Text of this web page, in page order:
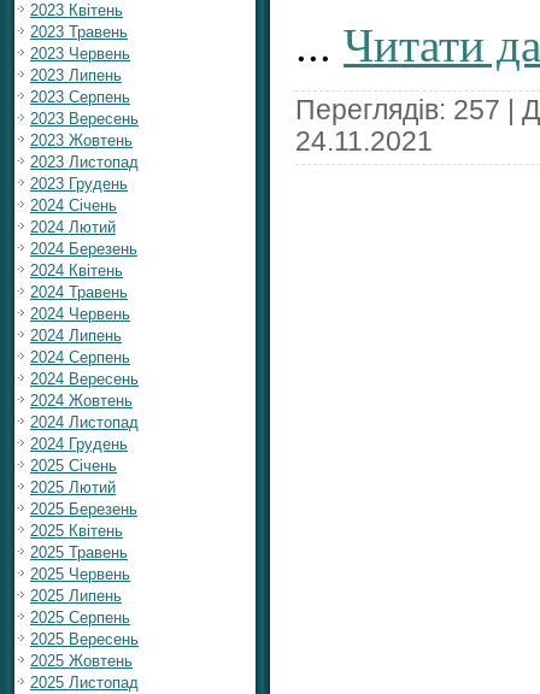
2023 Квітень
2023 Травень
2023 Червень
2023 Липень
2023 Серпень
2023 Вересень
2023 Жовтень
2023 Листопад
2023 Грудень
2024 Січень
2024 Лютий
2024 Березень
2024 Квітень
2024 Травень
2024 Червень
2024 Липень
2024 Серпень
2024 Вересень
2024 Жовтень
2024 Листопад
2024 Грудень
2025 Січень
2025 Лютий
2025 Березень
2025 Квітень
2025 Травень
2025 Червень
2025 Липень
2025 Серпень
2025 Вересень
2025 Жовтень
2025 Листопад
... Читати
Переглядів: 257 |
24.11.2021